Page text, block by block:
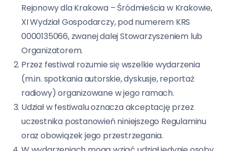
Rejonowy dla Krakowa – Śródmieścia w Krakowie,
XI Wydział Gospodarczy, pod numerem KRS
0000135066, zwanej dalej Stowarzyszeniem lub
Organizatorem.
Przez festiwal rozumie się wszelkie wydarzenia
(m.in. spotkania autorskie, dyskusje, reportaż
radiowy) organizowane w jego ramach.
Udział w festiwalu oznacza akceptację przez
uczestnika postanowień niniejszego Regulaminu
oraz obowiązek jego przestrzegania.